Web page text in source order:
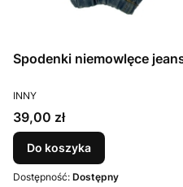
Spodenki niemowlęce
PRODUCENT
INNY
Cena
39,00 zł
Do koszyka
Dostępność: Dostępny